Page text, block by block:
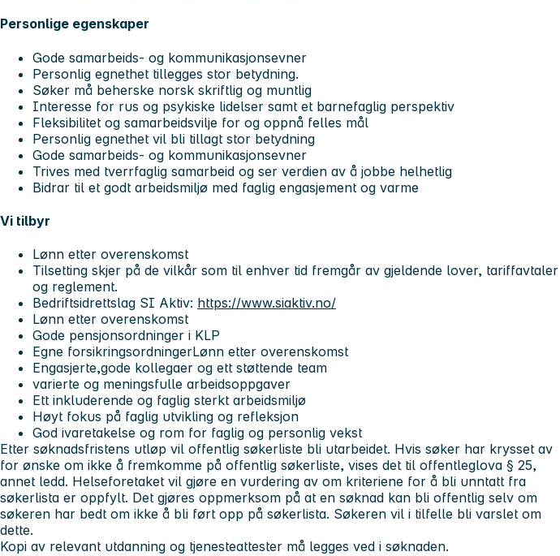
Personlige egenskaper
Gode samarbeids- og kommunikasjonsevner
Personlig egnethet tillegges stor betydning.
Søker må beherske norsk skriftlig og muntlig
Interesse for rus og psykiske lidelser samt et barnefaglig perspektiv
Fleksibilitet og samarbeidsvilje for og oppnå felles mål
Personlig egnethet vil bli tillagt stor betydning
Gode samarbeids- og kommunikasjonsevner
Trives med tverrfaglig samarbeid og ser verdien av å jobbe helhetlig
Bidrar til et godt arbeidsmiljø med faglig engasjement og varme
Vi tilbyr
Lønn etter overenskomst
Tilsetting skjer på de vilkår som til enhver tid fremgår av gjeldende lover, tariffavtaler
og reglement.
Bedriftsidrettslag SI Aktiv: https://www.siaktiv.no/
Lønn etter overenskomst
Gode pensjonsordninger i KLP
Egne forsikringsordningerLønn etter overenskomst
Engasjerte,gode kollegaer og ett støttende team
varierte og meningsfulle arbeidsoppgaver
Ett inkluderende og faglig sterkt arbeidsmiljø
Høyt fokus på faglig utvikling og refleksjon
God ivaretakelse og rom for faglig og personlig vekst
Etter søknadsfristens utløp vil offentlig søkerliste bli utarbeidet. Hvis søker har krysset av
for ønske om ikke å fremkomme på offentlig søkerliste, vises det til offentleglova § 25,
annet ledd. Helseforetaket vil gjøre en vurdering av om kriteriene for å bli unntatt fra
søkerlista er oppfylt. Det gjøres oppmerksom på at en søknad kan bli offentlig selv om
søkeren har bedt om ikke å bli ført opp på søkerlista. Søkeren vil i tilfelle bli varslet om
dette.
Kopi av relevant utdanning og tjenesteattester må legges ved i søknaden.